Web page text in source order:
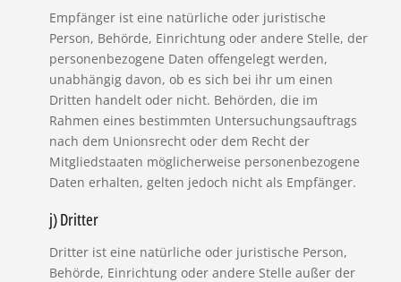
Empfänger ist eine natürliche oder juristische
Person, Behörde, Einrichtung oder andere Stelle, der
personenbezogene Daten offengelegt werden,
unabhängig davon, ob es sich bei ihr um einen
Dritten handelt oder nicht. Behörden, die im
Rahmen eines bestimmten Untersuchungsauftrags
nach dem Unionsrecht oder dem Recht der
Mitgliedstaaten möglicherweise personenbezogene
Daten erhalten, gelten jedoch nicht als Empfänger.
j) Dritter
Dritter ist eine natürliche oder juristische Person,
Behörde, Einrichtung oder andere Stelle außer der